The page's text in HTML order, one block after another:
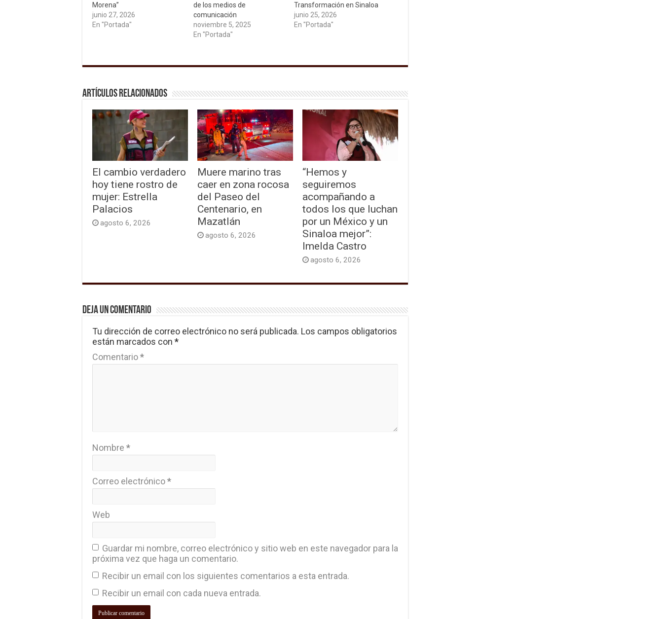
Morena”
junio 27, 2026
En "Portada"
de los medios de
comunicación
noviembre 5, 2025
En "Portada"
Transformación en Sinaloa
junio 25, 2026
En "Portada"
Artículos relacionados
El cambio verdadero
hoy tiene rostro de
mujer: Estrella
Palacios
agosto 6, 2026
Muere marino tras
caer en zona rocosa
del Paseo del
Centenario, en
Mazatlán
agosto 6, 2026
“Hemos y
seguiremos
acompañando a
todos los que luchan
por un México y un
Sinaloa mejor”:
Imelda Castro
agosto 6, 2026
Deja un comentario
Tu dirección de correo electrónico no será publicada. Los campos obligatorios
están marcados con *
Comentario*
Nombre *
Correo electrónico*
Web
Guardar mi nombre, correo electrónico y sitio web en este navegador para la
próxima vez que haga un comentario.
Recibir un email con los siguientes comentarios a esta entrada.
Recibir un email con cada nueva entrada.